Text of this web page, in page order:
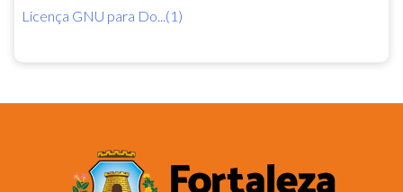
Licença GNU para Do...(1)